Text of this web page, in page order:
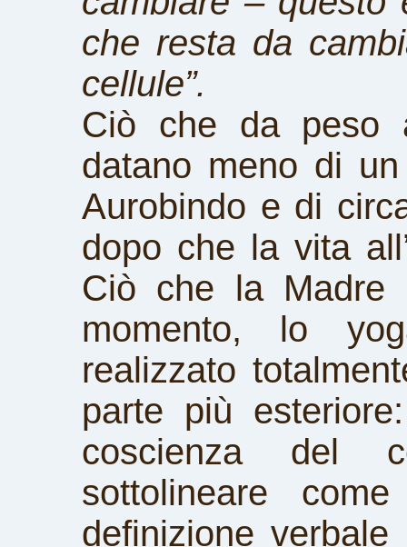
che resta da
cellule”.
Ciò che da peso
datano meno di
Aurobindo e di
dopo che la vita
Ciò che la
momento, lo
realizzato
parte più
coscienza del
sottolineare
definizione